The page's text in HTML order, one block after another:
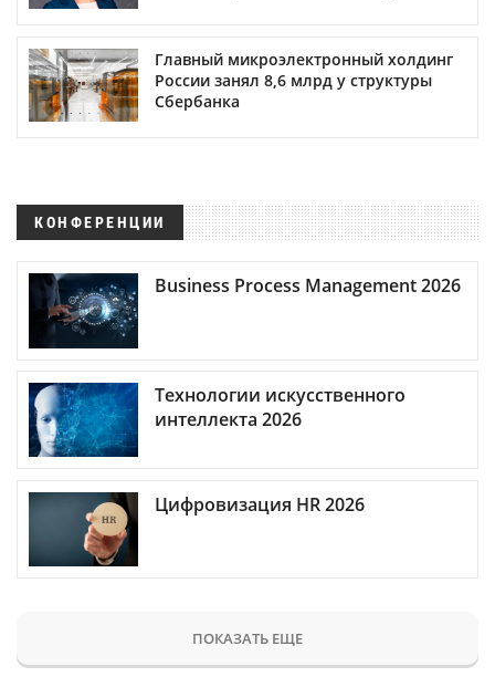
Главный микроэлектронный холдинг
России занял 8,6 млрд у структуры
Сбербанка
КОНФЕРЕНЦИИ
Business Process Management 2026
Технологии искусственного
интеллекта 2026
Цифровизация HR 2026
ПОКАЗАТЬ ЕЩЕ